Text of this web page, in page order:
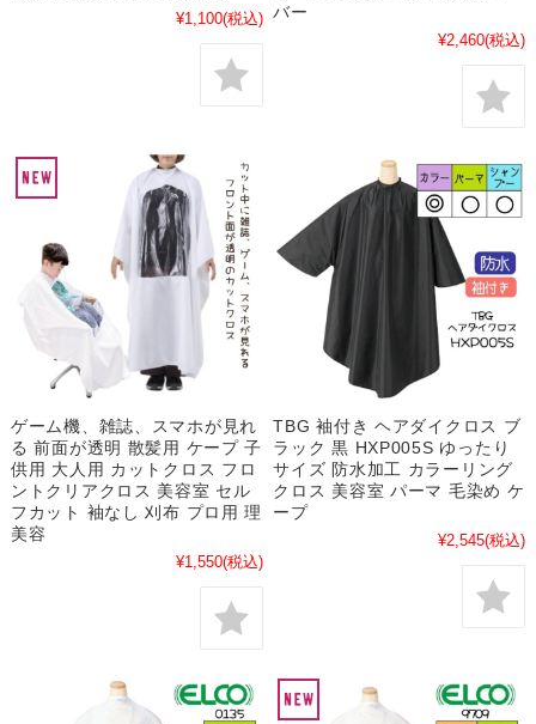
¥1,100(税込) バー
¥2,460(税込)
ゲーム機、雑誌、スマホが見れ
る 前面が透明 散髪用 ケープ 子
供用 大人用 カットクロス フロ
ントクリアクロス 美容室 セル
フカット 袖なし 刈布 プロ用 理
美容
¥1,550(税込)
TBG 袖付き ヘアダイクロス ブ
ラック 黒 HXP005S ゆったり
サイズ 防水加工 カラーリング
クロス 美容室 パーマ 毛染め ケ
ープ
¥2,545(税込)